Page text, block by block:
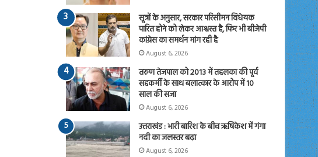
सूत्रों के अनुसार, सरकार परिसीमन विधेयक
पारित होने को लेकर आश्वस्त है, फिर भी बीजेपी
कांग्रेस का समर्थन मांग रही है
August 6, 2026
तरुण तेजपाल को 2013 में तहलका की पूर्व
सहकर्मी के साथ बलात्कार के आरोप में 10
साल की सजा
August 6, 2026
उत्तराखंड : भारी बारिश के बीच ऋषिकेश में गंगा
नदी का जलस्तर बढ़ा
August 6, 2026